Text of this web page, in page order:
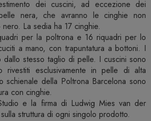
dei cuscini, ad eccezione dei
nera, che avranno le cinghie non
La sedia ha 17 cinghie.
per la poltrona e 16 riquadri per lo
a mano, con trapuntatura a bottoni. I
dallo stesso taglio di pelle. I cuscini sono
esclusivamente in pelle di alta
schienale della Poltrona Barcelona sono
con cinghie.
e la firma di Ludwig Mies van der
struttura di ogni singolo prodotto.